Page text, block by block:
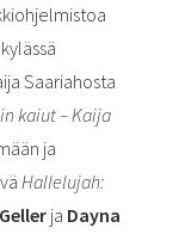
Saariahosta
kaiut – Kaija
ja
Hallelujah:
ja Dayna